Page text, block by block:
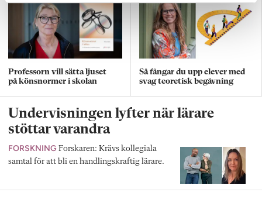
Professorn vill sätta ljuset
på könsnormer i skolan
Så fångar du upp elever med
svag teoretisk begåvning
Undervisningen lyfter när lärare
stöttar varandra
FORSKNING Forskaren: Krävs kollegiala
samtal för att bli en handlingskraftig lärare.